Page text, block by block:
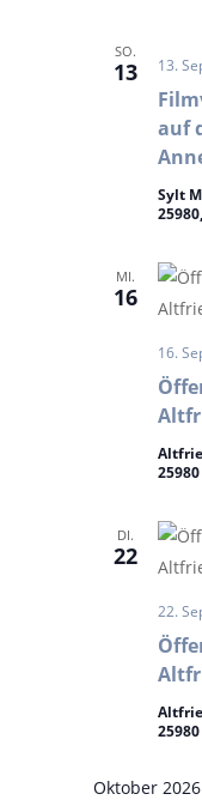
SO.
13
auf
13.
Sylt
MI.
16
16.
DI.
22
22.
Oktober 2026